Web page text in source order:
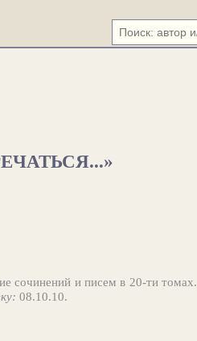
сочинений и писем в 20-ти томах.
08.10.10.